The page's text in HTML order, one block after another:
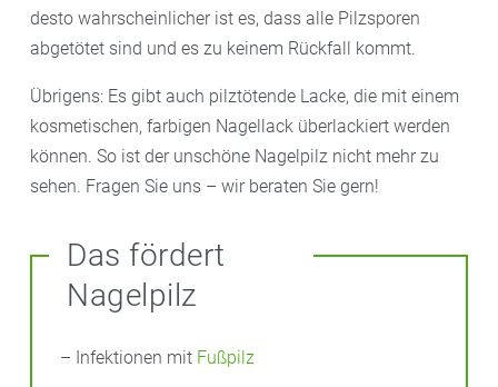
desto wahrscheinlicher ist es, dass alle Pilzsporen
abgetötet sind und es zu keinem Rückfall kommt.
Übrigens: Es gibt auch pilztötende Lacke, die mit einem
kosmetischen, farbigen Nagellack überlackiert werden
können. So ist der unschöne Nagelpilz nicht mehr zu
sehen. Fragen Sie uns – wir beraten Sie gern!
Das fördert
Nagelpilz
– Infektionen mit Fußpilz